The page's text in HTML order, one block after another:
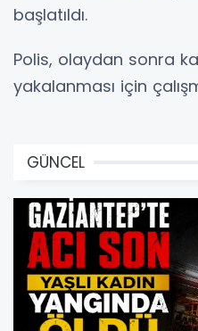
başlatıldı.
Polis, olaydan sonra
yakalanması için
GÜNCEL